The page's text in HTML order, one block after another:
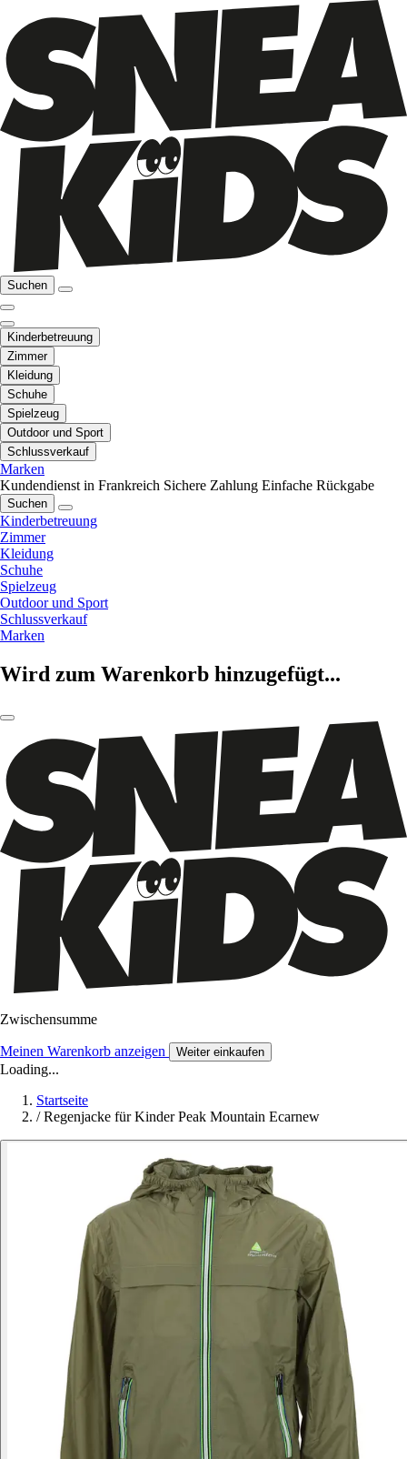
Suchen
Kinderbetreuung
Zimmer
Kleidung
Schuhe
Spielzeug
Outdoor und Sport
Schlussverkauf
Marken
Kundendienst in Frankreich Sichere Zahlung Einfache Rückgabe
Suchen
Kinderbetreuung
Zimmer
Kleidung
Schuhe
Spielzeug
Outdoor und Sport
Schlussverkauf
Marken
Wird zum Warenkorb hinzugefügt...
Zwischensumme
Meinen Warenkorb anzeigen Weiter einkaufen
Loading...
Startseite
/ Regenjacke für Kinder Peak Mountain Ecarnew